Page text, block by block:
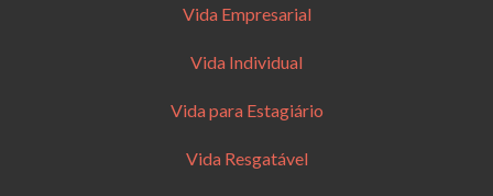
Vida Empresarial
Vida Individual
Vida para Estagiário
Vida Resgatável